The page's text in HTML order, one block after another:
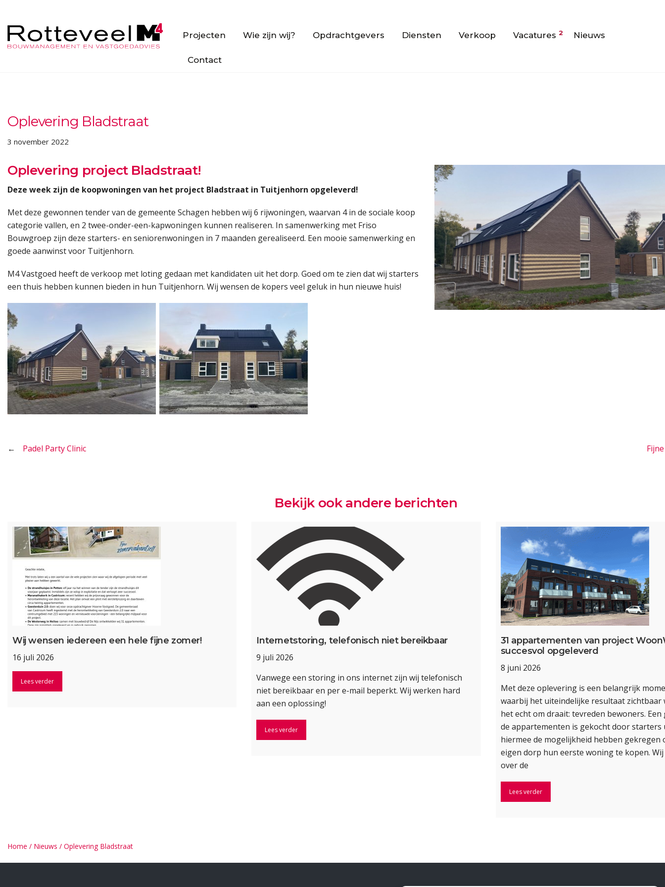
Projecten Wie zijn wij? Opdrachtgevers Diensten Verkoop 2
Vacatures Nieuws
Contact
Oplevering Bladstraat
3 november 2022
Oplevering project Bladstraat!
Deze week zijn de koopwoningen van het project Bladstraat in Tuitjenhorn opgeleverd!
Met deze gewonnen tender van de gemeente Schagen hebben wij 6 rijwoningen, waarvan 4 in de sociale koop
categorie vallen, en 2 twee-onder-een-kapwoningen kunnen realiseren. In samenwerking met Friso
Bouwgroep zijn deze starters- en seniorenwoningen in 7 maanden gerealiseerd. Een mooie samenwerking en
goede aanwinst voor Tuitjenhorn.
M4 Vastgoed heeft de verkoop met loting gedaan met kandidaten uit het dorp. Goed om te zien dat wij starters
een thuis hebben kunnen bieden in hun Tuitjenhorn. Wij wensen de kopers veel geluk in hun nieuwe huis!
Bericht
Padel Party Clinic
Bekijk ook andere berichten
Wij wensen iedereen een hele fijne zomer!
16 juli 2026
Lees verder
Internetstoring, telefonisch niet bereikbaar
9 juli 2026
Vanwege een storing in ons internet zijn wij telefonisch
niet bereikbaar en per e-mail beperkt. Wij werken hard
aan een oplossing!
Lees verder
31 appartementen van project
succesvol opgeleverd
8 juni 2026
Met deze oplevering is een belangrijk
waarbij het uiteindelijke resultaat zichtbaar
het echt om draait: tevreden bewoners.
de appartementen is gekocht door starters
hiermee de mogelijkheid hebben gekregen
eigen dorp hun eerste woning te kopen.
over de
Lees verder
Home / Nieuws / Oplevering Bladstraat